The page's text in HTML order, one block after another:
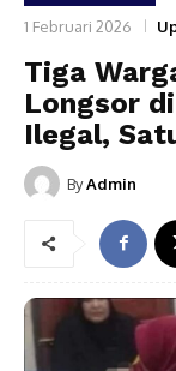
1 Februari 2026
Tiga
Longsor
Ilegal,
ByAdmin